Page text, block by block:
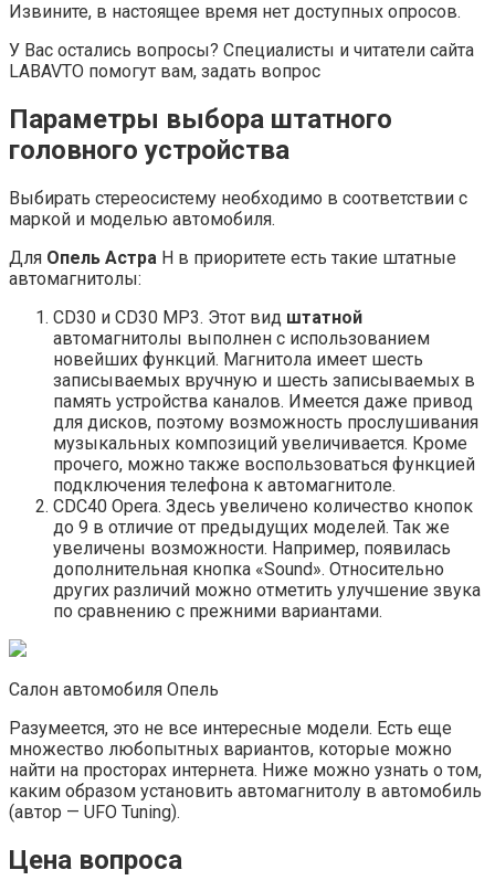
Извините, в настоящее время нет доступных опросов.
У Вас остались вопросы? Специалисты и читатели сайта
LABAVTO помогут вам, задать вопрос
Параметры выбора штатного
головного устройства
Выбирать стереосистему необходимо в соответствии с
маркой и моделью автомобиля.
Для Опель Астра H в приоритете есть такие штатные
автомагнитолы:
CD30 и CD30 MP3. Этот вид штатной
автомагнитолы выполнен с использованием
новейших функций. Магнитола имеет шесть
записываемых вручную и шесть записываемых в
память устройства каналов. Имеется даже привод
для дисков, поэтому возможность прослушивания
музыкальных композиций увеличивается. Кроме
прочего, можно также воспользоваться функцией
подключения телефона к автомагнитоле.
CDC40 Opera. Здесь увеличено количество кнопок
до 9 в отличие от предыдущих моделей. Так же
увеличены возможности. Например, появилась
дополнительная кнопка «Sound». Относительно
других различий можно отметить улучшение звука
по сравнению с прежними вариантами.
Салон автомобиля Опель
Разумеется, это не все интересные модели. Есть еще
множество любопытных вариантов, которые можно
найти на просторах интернета. Ниже можно узнать о том,
каким образом установить автомагнитолу в автомобиль
(автор — UFO Tuning).
Цена вопроса